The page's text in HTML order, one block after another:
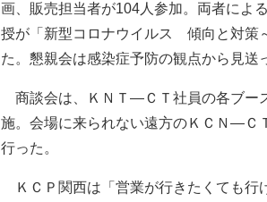
画、販売担当者が104人参加。両者によ
授が「新型コロナウイルス 傾向と対策
た。懇親会は感染症予防の観点から見送
商談会は、ＫＮＴ―ＣＴ社員の各ブー
施。会場に来られない遠方のＫＣＮ―Ｃ
行った。
ＫＣＰ関西は「営業が行きたくても行